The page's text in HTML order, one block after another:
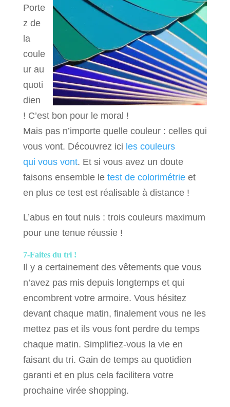
Porte
z de
la
coule
ur au
quoti
dien
! C’est bon pour le moral !
Mais pas n’importe quelle couleur : celles qui
vous vont. Découvrez ici les couleurs
qui vous vont. Et si vous avez un doute
faisons ensemble le test de colorimétrieet
en plus ce test est réalisable à distance !
L’abus en tout nuis : trois couleurs maximum
pour une tenue réussie !
7-Faites du tri !
Il y a certainement des vêtements que vous
n’avez pas mis depuis longtemps et qui
encombrent votre armoire. Vous hésitez
devant chaque matin, finalement vous ne les
mettez pas et ils vous font perdre du temps
chaque matin. Simplifiez-vous la vie en
faisant du tri. Gain de temps au quotidien
garanti et en plus cela facilitera votre
prochaine virée shopping.